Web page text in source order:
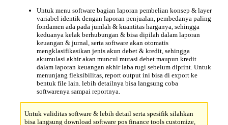
Untuk menu software bagian laporan pembelian konsep & layer
variabel identik dengan laporan penjualan, pembedanya paling
fondamen ada pada jumlah & kuantitas harganya, sehingga
keduanya kelak berhubungan & bisa dipilah dalam laporan
keuangan & jurnal, serta software akan otomatis
mengklasifikasikan jenis akun debet & kredit, sehingga
akumulasi akhir akan muncul mutasi debet maupun kredit
dalam laporan keuangan akhir laba rugi sebelum diprint. Untuk
menunjang fleksibilitas, report output ini bisa di export ke
bentuk file lain. lebih detailnya bisa langsung coba
softwarenya sampai reportnya.
Untuk validitas software & lebih detail serta spesifik silahkan
bisa langsungdownloadsoftware pos finance tools customize,